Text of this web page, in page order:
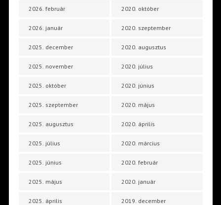
2026. február
2026. január
2025. december
2025. november
2025. október
2025. szeptember
2025. augusztus
2025. július
2025. június
2025. május
2025. április
2020. október
2020. szeptember
2020. augusztus
2020. július
2020. június
2020. május
2020. április
2020. március
2020. február
2020. január
2019. december